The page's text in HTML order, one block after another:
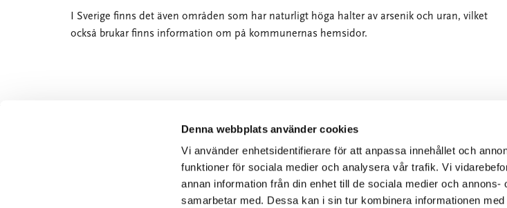
Denna webbplats använder cookies
Vi använder enhetsidentifierare för att anpassa innehållet och
funktioner för sociala medier och analysera vår trafik. Vi
annan information från din enhet till de sociala medier och
samarbetar med. Dessa kan i sin tur kombinera informationen
I Sverige finns det även områden som har naturligt höga halter av arsenik och uran, vilket
också brukar finns information om på kommunernas hemsidor.
AK LAB AB
Getängsvägen 29D
E-POST
info@aklab.se